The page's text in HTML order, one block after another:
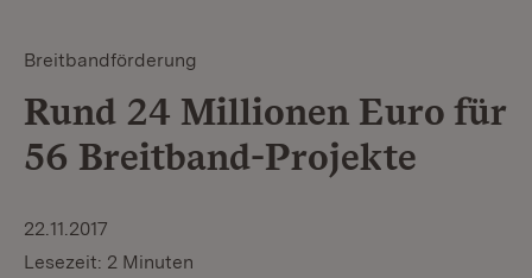
Breitbandförderung
Rund 24 Millionen Euro für
56 Breitband-Projekte
22.11.2017
Lesezeit: 2 Minuten